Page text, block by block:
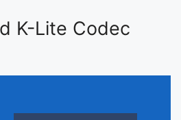
K-Lite Codec